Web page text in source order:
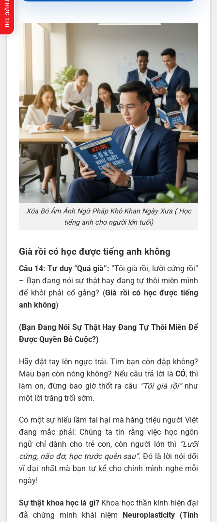
Xóa Bỏ Ám Ảnh Ngữ Pháp Khô Khan Ngày Xưa ( Học
tiếng anh cho người lớn tuổi)
Già rồi có học được tiếng anh không
Câu 14: Tư duy “Quá già”: “Tôi già rồi, lưỡi cứng rồi”
– Bạn đang nói sự thật hay đang tự thôi miên mình
để khỏi phải cố gắng? (Già rồi có học được tiếng
anh không)
(Bạn Đang Nói Sự Thật Hay Đang Tự Thôi Miên Để
Được Quyền Bỏ Cuộc?)
Hãy đặt tay lên ngực trái. Tim bạn còn đập không?
Máu bạn còn nóng không? Nếu câu trả lời làCÓ, thì
làm ơn, đừng bao giờ thốt ra câu “Tôi già rồi”như
một lời trăng trối sớm.
Có một sự hiểu lầm tai hại mà hàng triệu người Việt
đang mắc phải: Chúng ta tin rằng việc học ngôn
ngữ chỉ dành cho trẻ con, còn người lớn thì “Lưỡi
cứng, não đơ, học trước quên sau”. Đó là lời nói dối
vĩ đại nhất mà bạn tự kể cho chính mình nghe mỗi
ngày!
Sự thật khoa học là gì?Khoa học thần kinh hiện đại
đã chứng minh khái niệm Neuroplasticity (Tính